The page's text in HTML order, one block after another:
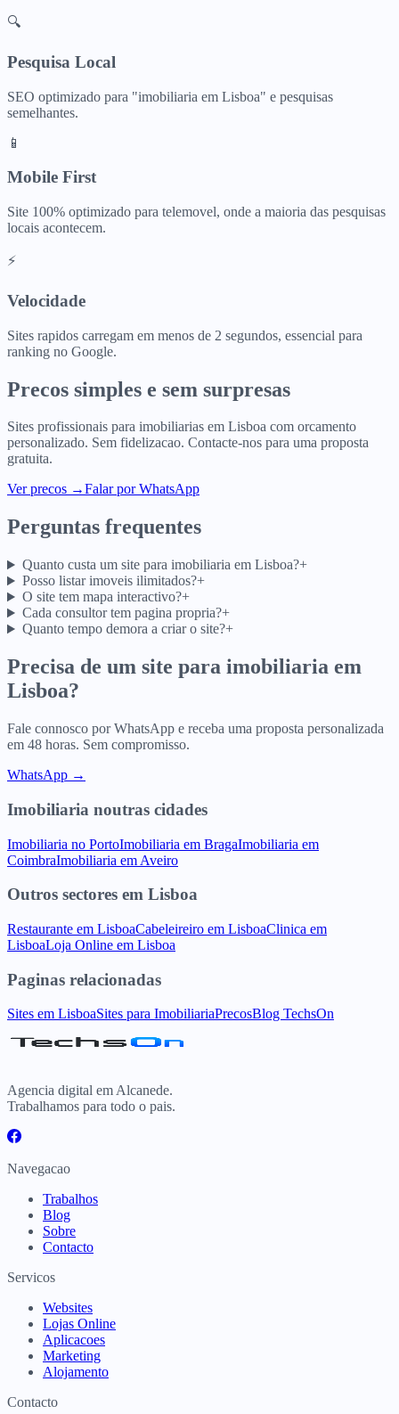
🔍
Pesquisa Local
SEO optimizado para "imobiliaria em Lisboa" e pesquisas
semelhantes.
📱
Mobile First
Site 100% optimizado para telemovel, onde a maioria das pesquisas
locais acontecem.
⚡
Velocidade
Sites rapidos carregam em menos de 2 segundos, essencial para
ranking no Google.
Precos simples e sem surpresas
Sites profissionais para imobiliarias em Lisboa com orcamento
personalizado. Sem fidelizacao. Contacte-nos para uma proposta
gratuita.
Ver precos →Falar por WhatsApp
Perguntas frequentes
Quanto custa um site para imobiliaria em Lisboa?+
Posso listar imoveis ilimitados?+
O site tem mapa interactivo?+
Cada consultor tem pagina propria?+
Quanto tempo demora a criar o site?+
Precisa de um site para imobiliaria em
Lisboa?
Fale connosco por WhatsApp e receba uma proposta personalizada
em 48 horas. Sem compromisso.
WhatsApp →
Imobiliaria noutras cidades
Imobiliaria no PortoImobiliaria em BragaImobiliaria em
CoimbraImobiliaria em Aveiro
Outros sectores em Lisboa
Restaurante em LisboaCabeleireiro em LisboaClinica em
LisboaLoja Online em Lisboa
Paginas relacionadas
Sites em LisboaSites para ImobiliariaPrecosBlog TechsOn
Agencia digital em Alcanede.
Trabalhamos para todo o pais.
Navegacao
Trabalhos
Blog
Sobre
Contacto
Servicos
Websites
Lojas Online
Aplicacoes
Marketing
Alojamento
Contacto